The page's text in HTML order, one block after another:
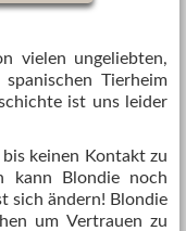
vielen ungeliebten,
Tierheim
ist uns leider
keinen Kontakt zu
kann Blondie noch
sich ändern! Blondie
um Vertrauen zu